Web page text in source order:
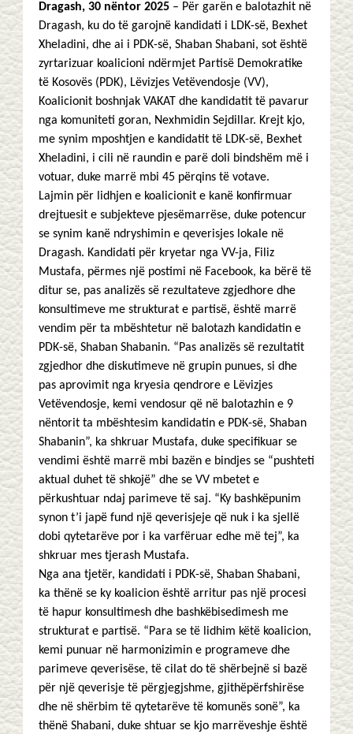
Dragash, 30 nëntor 2025 – Për garën e balotazhit në
Dragash, ku do të garojnë kandidati i LDK-së, Bexhet
Xheladini, dhe ai i PDK-së, Shaban Shabani, sot është
zyrtarizuar koalicioni ndërmjet Partisë Demokratike
të Kosovës (PDK), Lëvizjes Vetëvendosje (VV),
Koalicionit boshnjak VAKAT dhe kandidatit të pavarur
nga komuniteti goran, Nexhmidin Sejdillar. Krejt kjo,
me synim mposhtjen e kandidatit të LDK-së, Bexhet
Xheladini, i cili në raundin e parë doli bindshëm më i
votuar, duke marrë mbi 45 përqins të votave.
Lajmin për lidhjen e koalicionit e kanë konfirmuar
drejtuesit e subjekteve pjesëmarrëse, duke potencur
se synim kanë ndryshimin e qeverisjes lokale në
Dragash. Kandidati për kryetar nga VV-ja, Filiz
Mustafa, përmes një postimi në Facebook, ka bërë të
ditur se, pas analizës së rezultateve zgjedhore dhe
konsultimeve me strukturat e partisë, është marrë
vendim për ta mbështetur në balotazh kandidatin e
PDK-së, Shaban Shabanin. “Pas analizës së rezultatit
zgjedhor dhe diskutimeve në grupin punues, si dhe
pas aprovimit nga kryesia qendrore e Lëvizjes
Vetëvendosje, kemi vendosur që në balotazhin e 9
nëntorit ta mbështesim kandidatin e PDK-së, Shaban
Shabanin”, ka shkruar Mustafa, duke specifikuar se
vendimi është marrë mbi bazën e bindjes se “pushteti
aktual duhet të shkojë” dhe se VV mbetet e
përkushtuar ndaj parimeve të saj. “Ky bashkëpunim
synon t’i japë fund një qeverisjeje që nuk i ka sjellë
dobi qytetarëve por i ka varfëruar edhe më tej”, ka
shkruar mes tjerash Mustafa.
Nga ana tjetër, kandidati i PDK-së, Shaban Shabani,
ka thënë se ky koalicion është arritur pas një procesi
të hapur konsultimesh dhe bashkëbisedimesh me
strukturat e partisë. “Para se të lidhim këtë koalicion,
kemi punuar në harmonizimin e programeve dhe
parimeve qeverisëse, të cilat do të shërbejnë si bazë
për një qeverisje të përgjegjshme, gjithëpërfshirëse
dhe në shërbim të qytetarëve të komunës sonë”, ka
thënë Shabani, duke shtuar se kjo marrëveshje është